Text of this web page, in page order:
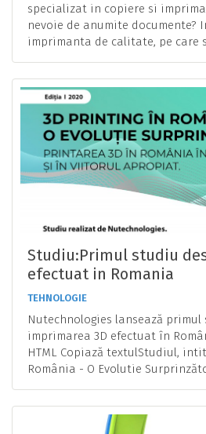
specializat in copiere si
nevoie de anumite documente?
imprimanta de calitate, pe care
Studiu:Primul studiu
efectuat in Romania
TEHNOLOGIE
Nutechnologies lansează
imprimarea 3D efectuat în
HTML Copiază textulStudiul,
România - O Evolutie